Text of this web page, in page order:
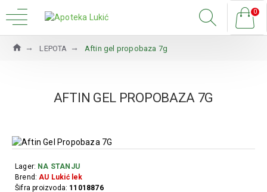
0
LEPOTA Aftin gel propobaza 7g
AFTIN GEL PROPOBAZA 7G
Lager: NA STANJU
Brend: AU Lukić lek
Šifra proizvoda: 11018876